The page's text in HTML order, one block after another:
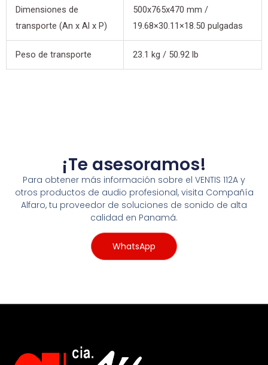
Dimensiones de
transporte (An x Al x P)
500x765x470 mm /
19.68×30.11×18.50 pulgadas
Peso de transporte 23.1 kg / 50.92 lb
¡Te asesoramos!
Para obtener más información sobre el VENTIS 112A y
otros productos de audio profesional, visita Compañía
Alfaro, tu proveedor de soluciones de sonido de alta
calidad en Panamá.
WhatsApp